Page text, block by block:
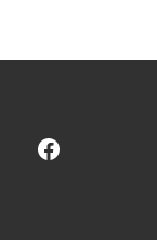
Facebook